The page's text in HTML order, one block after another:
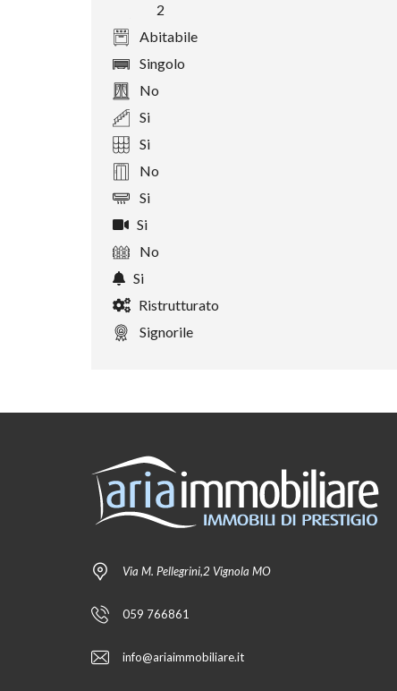
2
Abitabile
Singolo
No
Si
Si
No
Si
Si
No
Si
Ristrutturato
Signorile
Via M. Pellegrini,2 Vignola MO
059 766861
info@ariaimmobiliare.it